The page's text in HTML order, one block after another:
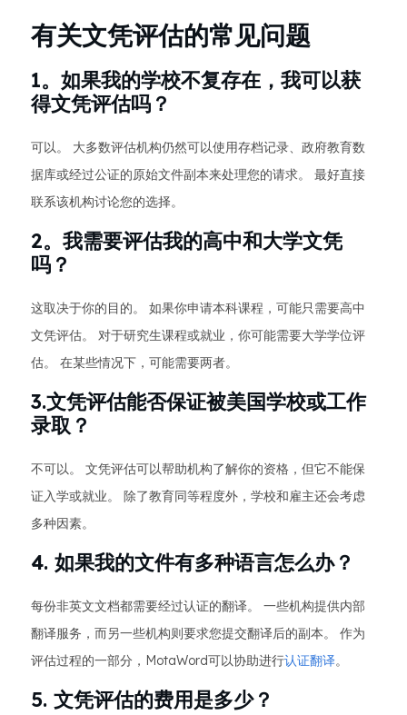
有关文凭评估的常见问题
1。如果我的学校不复存在，我可以获
得文凭评估吗？
可以。 大多数评估机构仍然可以使用存档记录、政府教育数
据库或经过公证的原始文件副本来处理您的请求。 最好直接
联系该机构讨论您的选择。
2。我需要评估我的高中和大学文凭
吗？
这取决于你的目的。 如果你申请本科课程，可能只需要高中
文凭评估。 对于研究生课程或就业，你可能需要大学学位评
估。 在某些情况下，可能需要两者。
3.文凭评估能否保证被美国学校或工作
录取？
不可以。 文凭评估可以帮助机构了解你的资格，但它不能保
证入学或就业。 除了教育同等程度外，学校和雇主还会考虑
多种因素。
4. 如果我的文件有多种语言怎么办？
每份非英文文档都需要经过认证的翻译。 一些机构提供内部
翻译服务，而另一些机构则要求您提交翻译后的副本。 作为
评估过程的一部分，MotaWord可以协助进行认证翻译。
5. 文凭评估的费用是多少？